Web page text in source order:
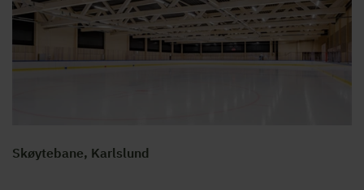
Skøytebane, Karlslund